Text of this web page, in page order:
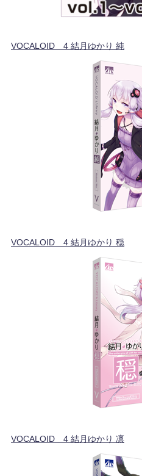
VOCALOID™4 結月ゆかり 純
VOCALOID™4 結月ゆかり 穏
VOCALOID™4 結月ゆかり 凛